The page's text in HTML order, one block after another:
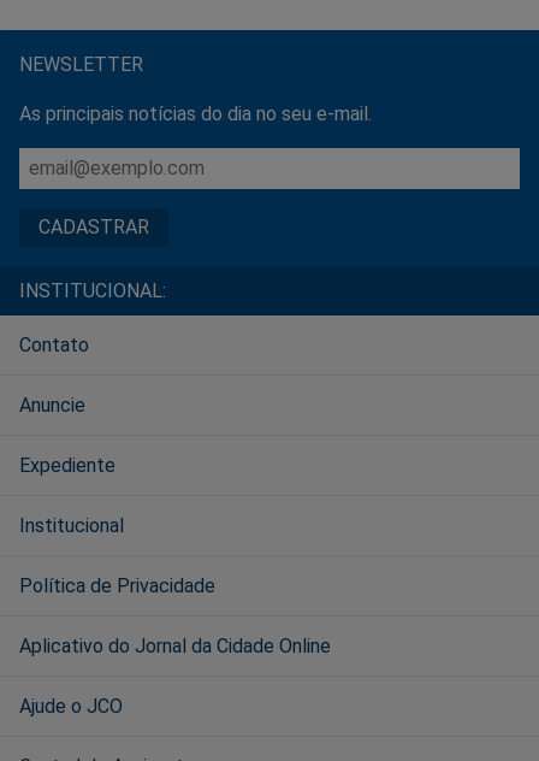
NEWSLETTER
As principais notícias do dia no seu e-mail.
INSTITUCIONAL:
Contato
Anuncie
Expediente
Institucional
Política de Privacidade
Aplicativo do Jornal da Cidade Online
Ajude o JCO